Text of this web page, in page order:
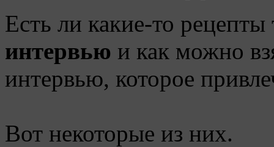
Есть ли какие-то рецепты
интервью и как можно
интервью, которое
Вот некоторые из них.